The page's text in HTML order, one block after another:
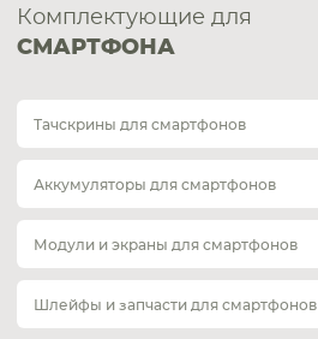
Комплектующие для
СМАРТФОНА
Тачскрины для смартфонов
Аккумуляторы для смартфонов
Модули и экраны для смартфонов
Шлейфы и запчасти для смартфонов